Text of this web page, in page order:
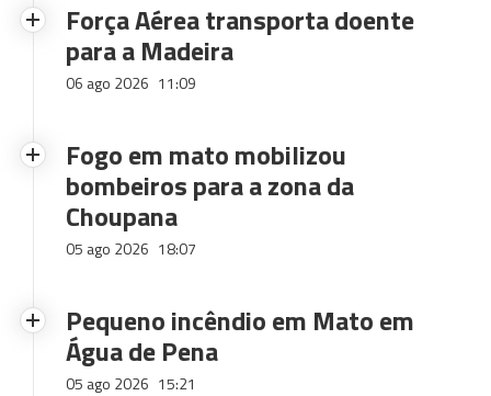
Força Aérea transporta doente
para a Madeira
06 ago 2026 11:09
Fogo em mato mobilizou
bombeiros para a zona da
Choupana
05 ago 2026 18:07
Pequeno incêndio em Mato em
Água de Pena
05 ago 2026 15:21